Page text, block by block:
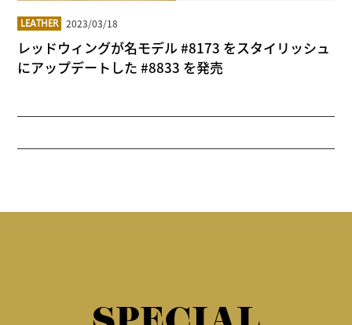
LEATHER 2023/03/18
レッドウィングが名モデル #8173 をスタイリッシュ
にアップデートした #8833 を発売